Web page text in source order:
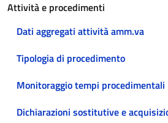
Attività e procedimenti
Dati aggregati attività amm.va
Tipologia di procedimento
Monitoraggio tempi procedimentali
Dichiarazioni sostitutive e